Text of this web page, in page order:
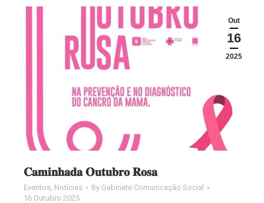
Out
16
2025
𝐂𝐚𝐦𝐢𝐧𝐡𝐚𝐝𝐚 𝐎𝐮𝐭𝐮𝐛𝐫𝐨 𝐑𝐨𝐬𝐚
Eventos Notícias By Gabinete Comunicação Social
16 Outubro 2025